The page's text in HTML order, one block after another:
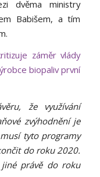
dvěma ministry
Babišem, a tím
záměr vlády
biopaliv první
že využívání
zvýhodnění je
tyto programy
do roku 2020.
právě do roku